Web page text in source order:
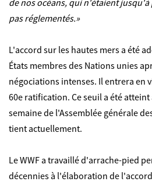
de nos océans, qui n'étaient
pas réglementés.»
L'accord sur les hautes mers a été
États membres des Nations unies
négociations intenses. Il entrera en
60e ratification. Ce seuil a été
semaine de l'Assemblée générale
tient actuellement.
Le WWF a travaillé d'arrache-pied
décennies à l'élaboration de